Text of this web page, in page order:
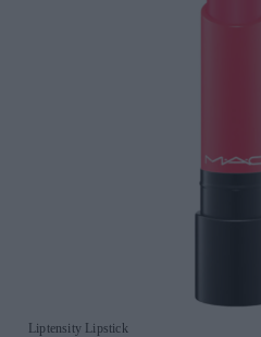
Liptensity Lipstick